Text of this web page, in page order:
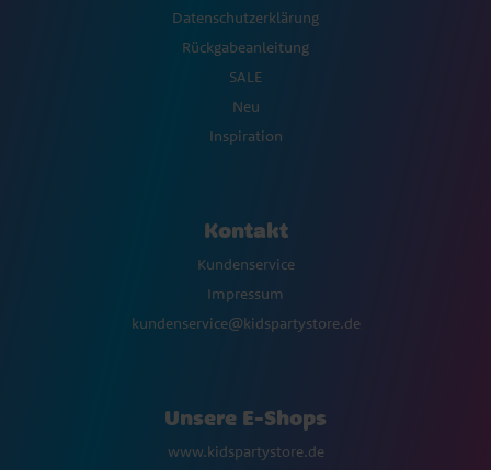
Datenschutzerklärung
Rückgabeanleitung
SALE
Neu
Inspiration
Kontakt
Kundenservice
Impressum
kundenservice@kidspartystore.de
Unsere E-Shops
www.kidspartystore.de